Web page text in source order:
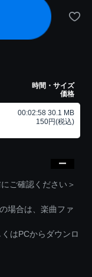
時間・サイズ
価格
00:02:58 30.1 MB
150円(税込)
ご確認ください＞
場合は、楽曲ファ
はPCからダウンロ